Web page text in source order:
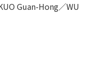
Guan-Hong／WU